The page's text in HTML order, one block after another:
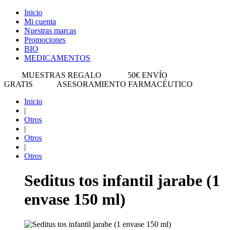
Inicio
Mi cuenta
Nuestras marcas
Promociones
BIO
MEDICAMENTOS
MUESTRAS REGALO
50€ ENVÍO
GRATIS
ASESORAMIENTO FARMACÉUTICO
Inicio
|
Otros
|
Otros
|
Otros
Seditus tos infantil jarabe (1
envase 150 ml)